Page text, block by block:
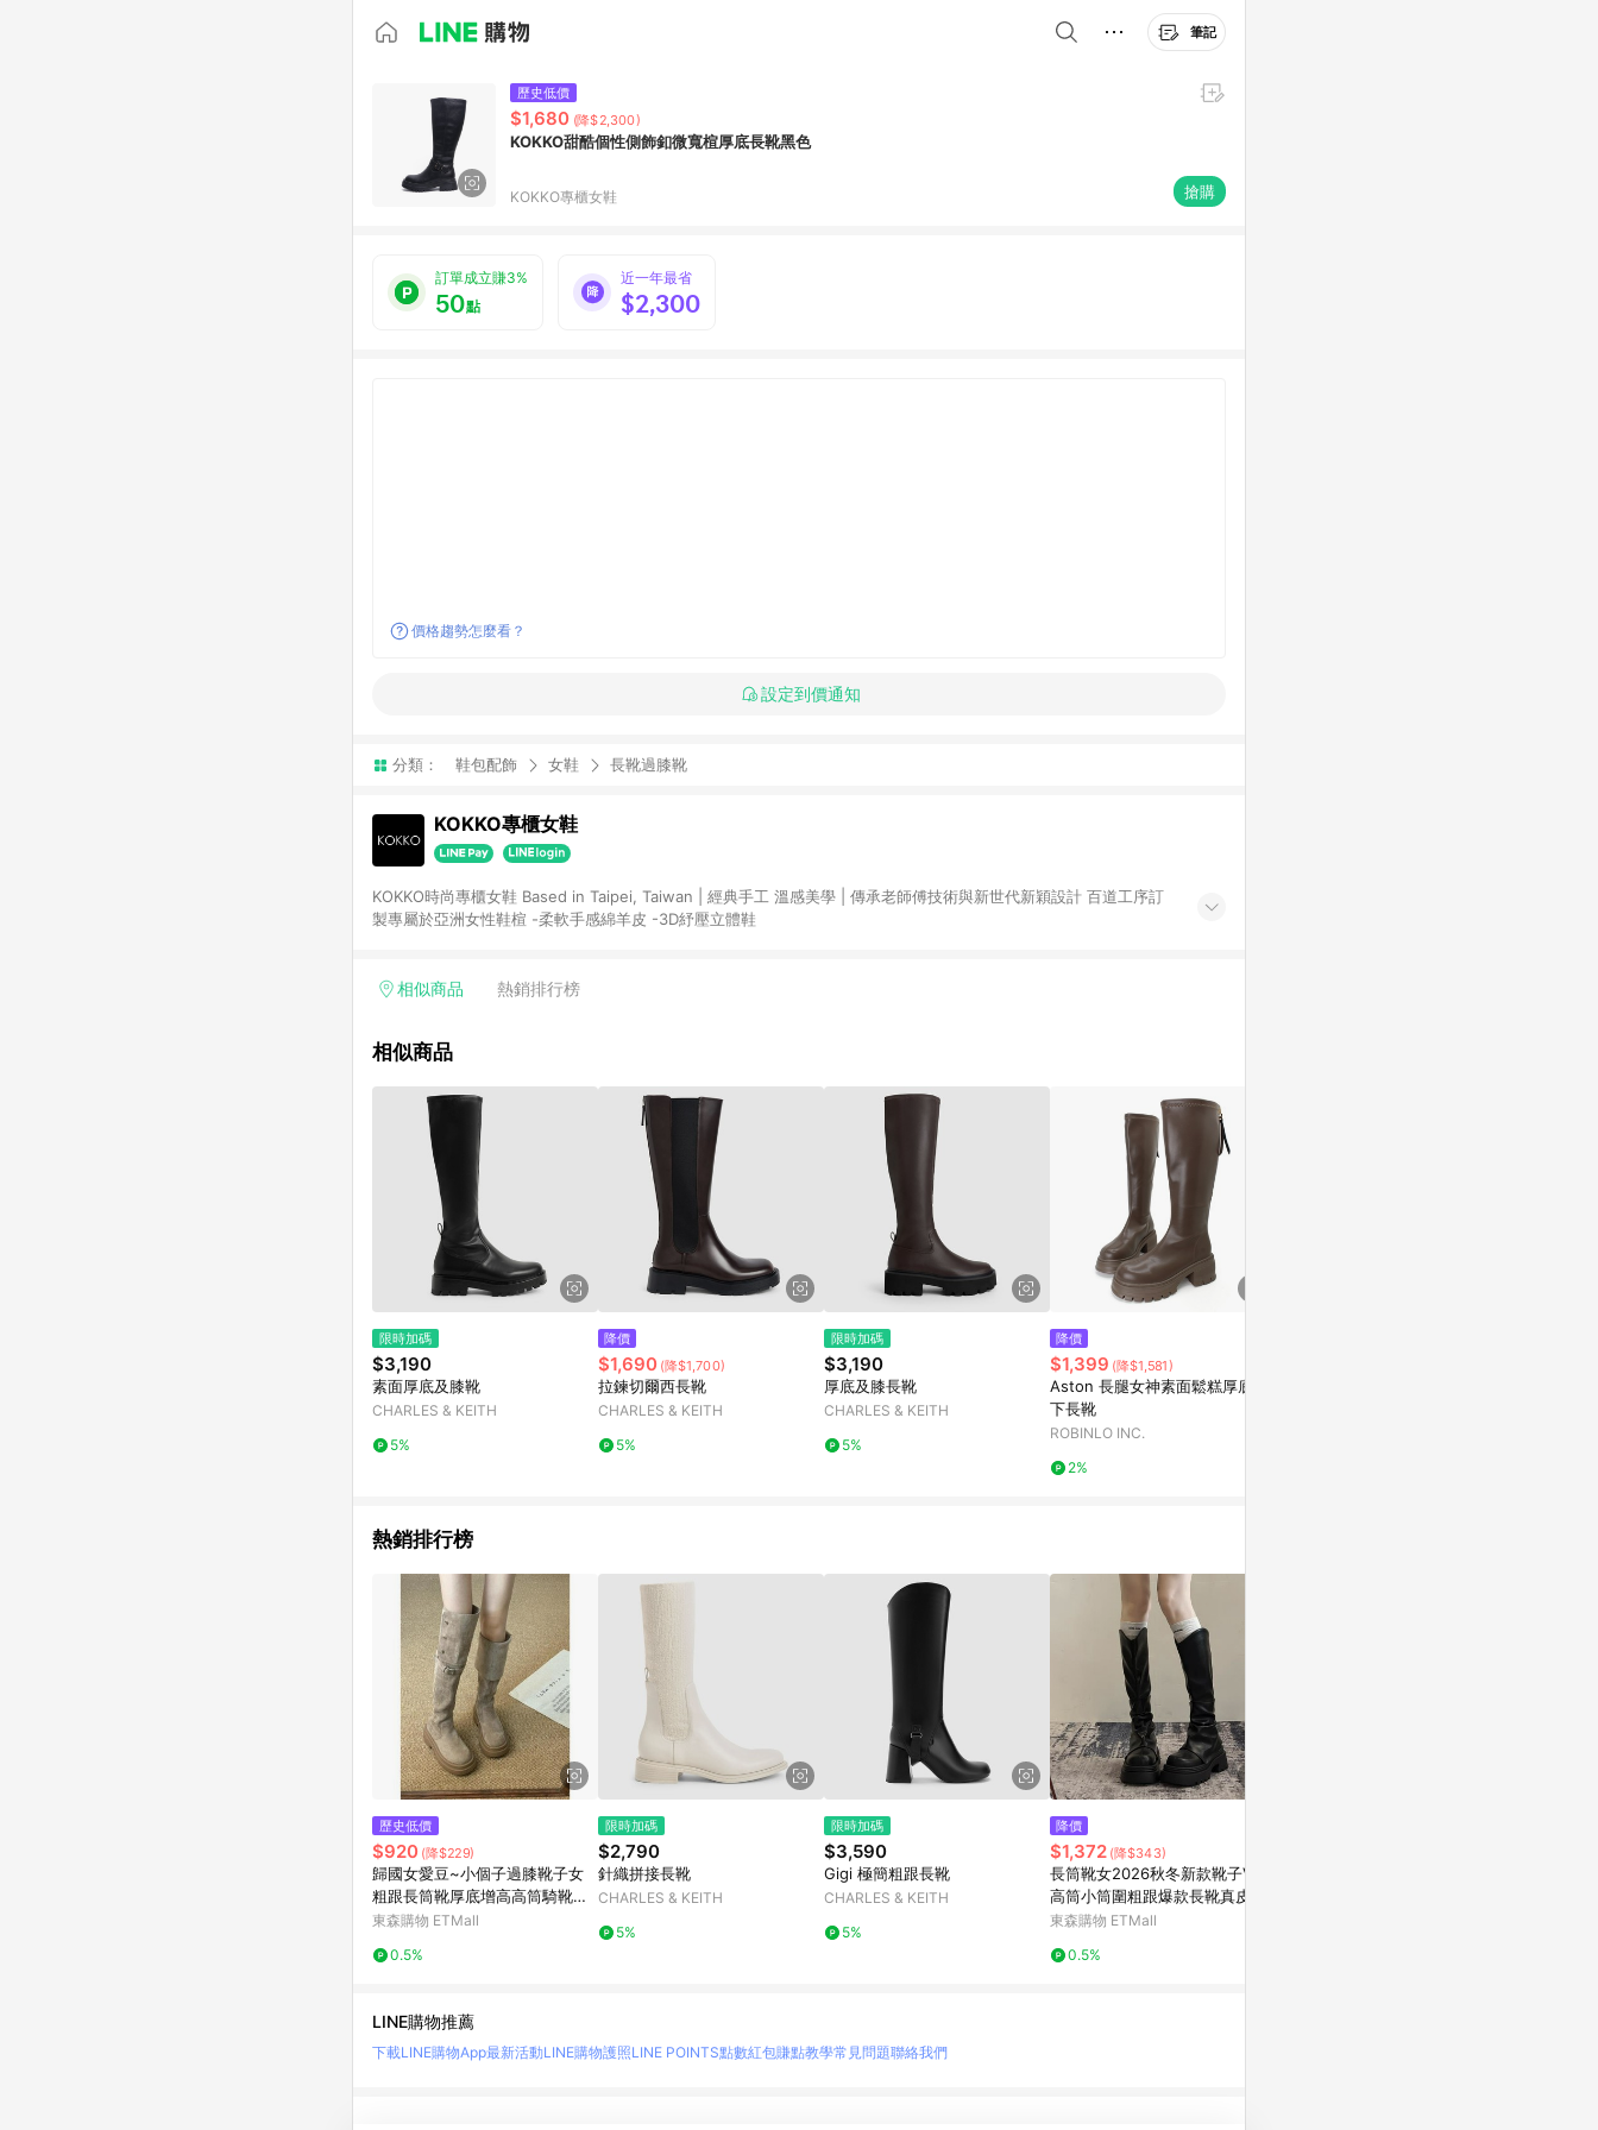
筆記
歷史低價
$1,680 (降$2,300)
KOKKO甜酷個性側飾釦微寬楦厚底長靴黑色
KOKKO專櫃女鞋 搶購
訂單成立賺3%
50點
近一年最省
$2,300
價格趨勢怎麼看？
設定到價通知
分類： 鞋包配飾 女鞋 長靴過膝靴
KOKKO專櫃女鞋
KOKKO時尚專櫃女鞋 Based in Taipei, Taiwan | 經典手工 溫感美學 | 傳承老師傅技術與新世代新穎設計 百道工序訂
製專屬於亞洲女性鞋楦 -柔軟手感綿羊皮 -3D紓壓立體鞋
相似商品 熱銷排行榜
相似商品
限時加碼
$3,190
素面厚底及膝靴
CHARLES & KEITH
5%
降價
$1,690 (降$1,700)
拉鍊切爾西長靴
CHARLES & KEITH
5%
限時加碼
$3,190
厚底及膝長靴
CHARLES & KEITH
5%
降價
$1,399 (降$1,581)
Aston 長腿女神素面鬆糕厚底膝
下長靴
ROBINLO INC.
2%
熱銷排行榜
歷史低價
$920 (降$229)
歸國女愛豆~小個子過膝靴子女
粗跟長筒靴厚底增高高筒騎靴馬
丁靴
東森購物 ETMall
0.5%
限時加碼
$2,790
針織拼接長靴
CHARLES & KEITH
5%
限時加碼
$3,590
Gigi 極簡粗跟長靴
CHARLES & KEITH
5%
降價
$1,372 (降$343)
長筒靴女2026秋冬新款靴子V口
高筒小筒圍粗跟爆款長靴真皮騎
士靴
東森購物 ETMall
0.5%
LINE購物推薦
下載LINE購物App最新活動LINE購物護照LINE POINTS點數紅包賺點教學常見問題聯絡我們